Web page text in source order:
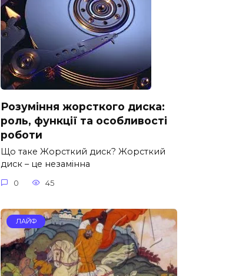
Розуміння жорсткого диска:
роль, функції та особливості
роботи
Що таке Жорсткий диск? Жорсткий
диск – це незамінна
0 45
ЛАЙФ